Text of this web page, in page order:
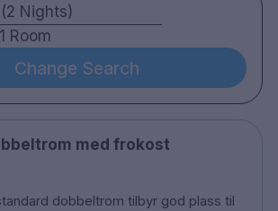
Mange er historiene om ville fester
fremtredende gjester og ikke
trappen fra århundreskiftet, den
trekassetter levde lykkelige
141 rom er lyse og hyggelige.
rommene har minibar,
hårføner, strykejern og
Internett-tilkobling.
Nights)
Room
Change Search
med frokost
dobbeltrom tilbyr god plass til